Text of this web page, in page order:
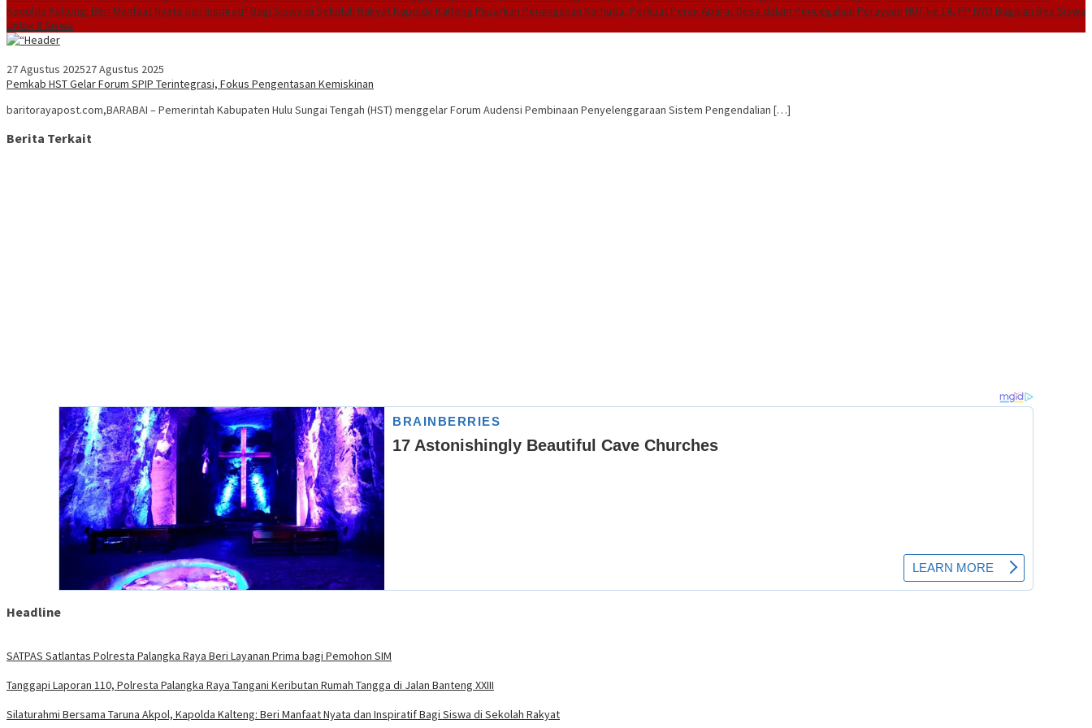
Kapolda Kalteng: Beri Manfaat Nyata dan Inspiratif Bagi Siswa di Sekolah RakyatKapolda Kalteng Paparkan Penanganan Karhutla, Perkuat Peran Aparat Desa dalam Pencegahan Perayaan HUT ke 14, PP IWO Bagikan Bea Siswa
Untuk 8 Siswa
27 Agustus 202527 Agustus 2025
Pemkab HST Gelar Forum SPIP Terintegrasi, Fokus Pengentasan Kemiskinan
baritorayapost.com,BARABAI – Pemerintah Kabupaten Hulu Sungai Tengah (HST) menggelar Forum Audensi Pembinaan Penyelenggaraan Sistem Pengendalian […]
Berita Terkait
Headline
SATPAS Satlantas Polresta Palangka Raya Beri Layanan Prima bagi Pemohon SIM
Tanggapi Laporan 110, Polresta Palangka Raya Tangani Keributan Rumah Tangga di Jalan Banteng XXIII
Silaturahmi Bersama Taruna Akpol, Kapolda Kalteng: Beri Manfaat Nyata dan Inspiratif Bagi Siswa di Sekolah Rakyat